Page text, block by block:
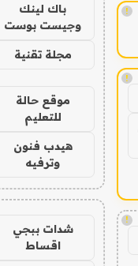
!
!
!
باك لينك
وجيست بوست
مجلة تقنية
موقع حالة
للتعليم
هيدب فنون
وترفيه
شدات ببجي
اقساط